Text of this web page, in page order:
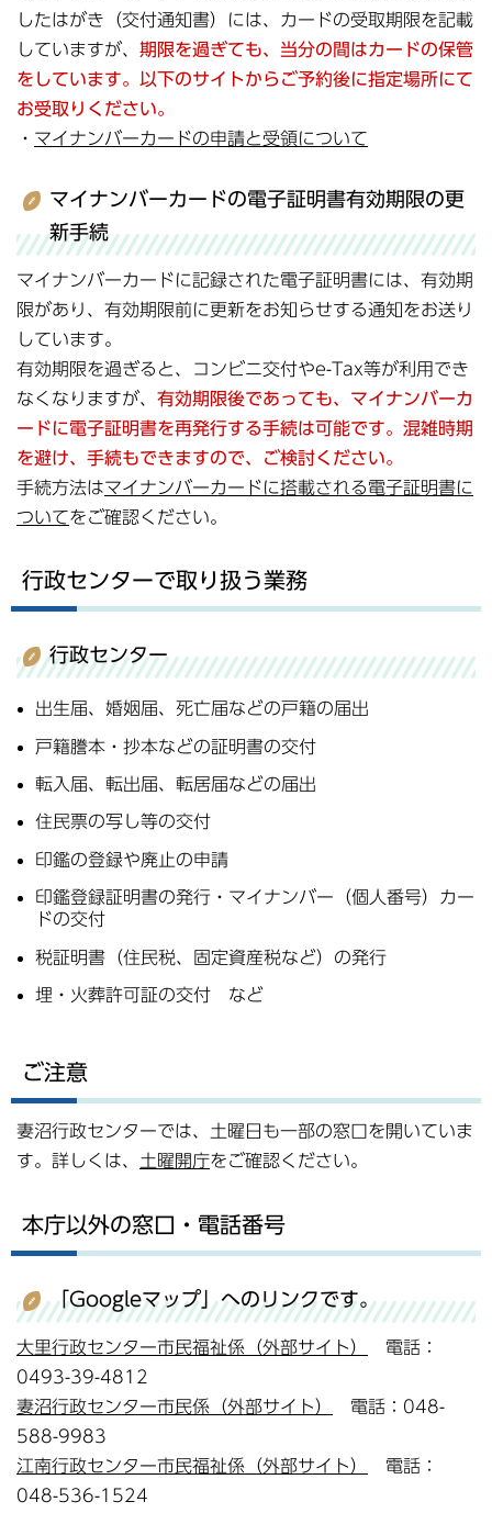
したはがき（交付通知書）には、カードの受取期限を記載
していますが、 期限を過ぎても、当分の間はカードの保管
をしています。以下のサイトからご予約後に指定場所にて
お受取りください。
・ マイナンバーカードの申請と受領について
マイナンバーカードの電子証明書有効期限の更
新手続
マイナンバーカードに記録された電子証明書には、有効期
限があり、有効期限前に更新をお知らせする通知をお送り
しています。
有効期限を過ぎると、コンビニ交付やe-Tax等が利用でき
なくなりますが、 有効期限後であっても、マイナンバーカ
ードに電子証明書を再発行する手続は可能です。混雑時期
を避け、手続もできますので、ご検討ください。
手続方法はマイナンバーカードに搭載される電子証明書に
ついてをご確認ください。
行政センターで取り扱う業務
行政センター
出生届、婚姻届、死亡届などの戸籍の届出
戸籍謄本・抄本などの証明書の交付
転入届、転出届、転居届などの届出
住民票の写し等の交付
印鑑の登録や廃止の申請
印鑑登録証明書の発行・マイナンバー（個人番号）カー
ドの交付
税証明書（住民税、固定資産税など）の発行
埋・火葬許可証の交付 など
ご注意
妻沼行政センターでは、土曜日も一部の窓口を開いていま
す。詳しくは、 土曜開庁をご確認ください。
本庁以外の窓口・電話番号
「Googleマップ」へのリンクです。
大里行政センター市民福祉係（外部サイト）
電話：
0493-39-4812
妻沼行政センター市民係（外部サイト）
電話：048-
588-9983
江南行政センター市民福祉係（外部サイト）
電話：
048-536-1524